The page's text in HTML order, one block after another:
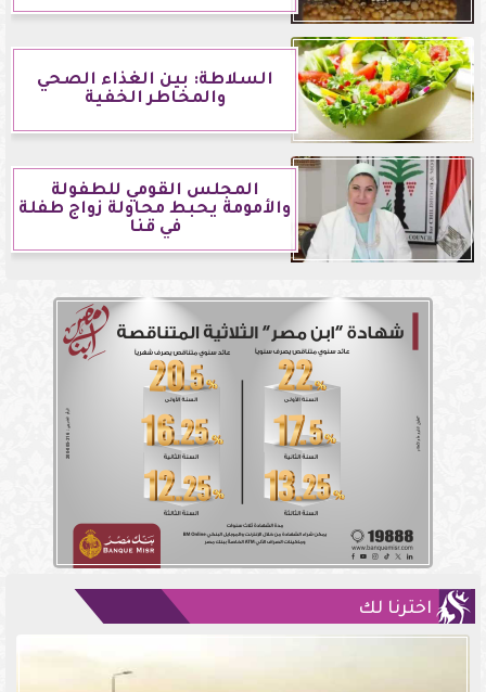
السلاطة: بين الغذاء الصحي
والمخاطر الخفية
المجلس القومي للطفولة
والأمومة يحبط محاولة زواج طفلة
في قنا
اخترنا لك